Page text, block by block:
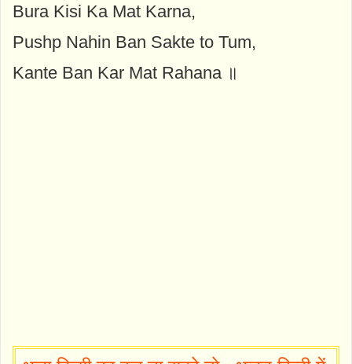
Bura Kisi Ka Mat Karna,
Pushp Nahin Ban Sakte to Tum,
Kante Ban Kar Mat Rahana ॥